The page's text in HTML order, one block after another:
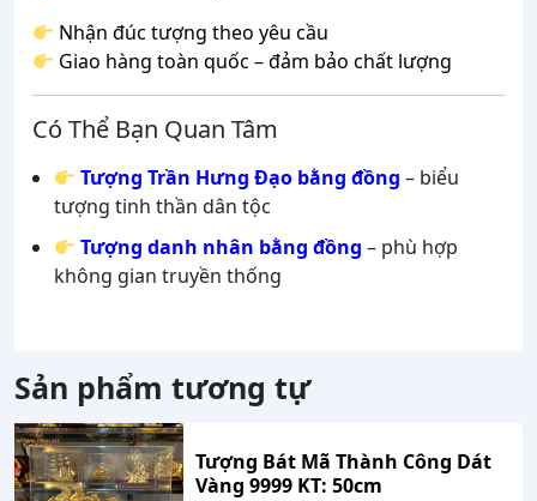
Nhận đúc tượng theo yêu cầu
Giao hàng toàn quốc – đảm bảo chất lượng
Có Thể Bạn Quan Tâm
Tượng Trần Hưng Đạo bằng đồng – biểu
tượng tinh thần dân tộc
Tượng danh nhân bằng đồng – phù hợp
không gian truyền thống
Sản phẩm tương tự
Tượng Bát Mã Thành Công Dát
Vàng 9999 KT: 50cm